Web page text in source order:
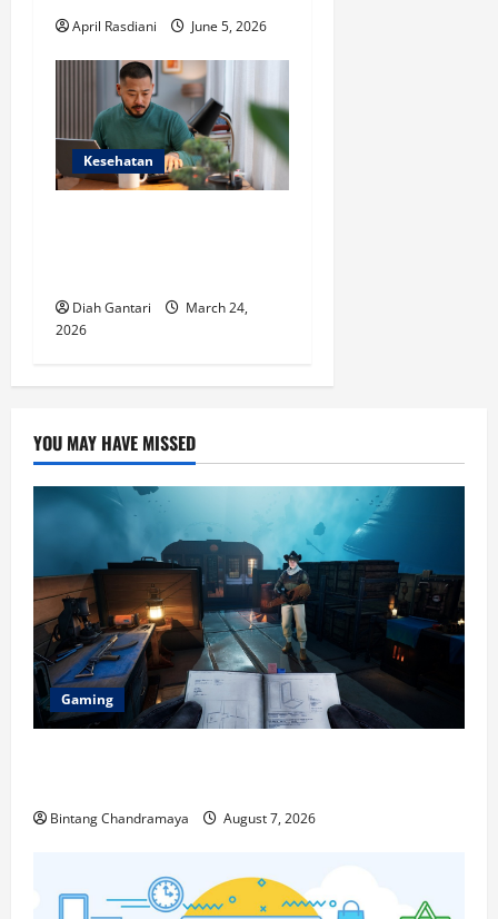
April Rasdiani June 5, 2026
Kesehatan
Diah Gantari
March 24,
2026
YOU MAY HAVE MISSED
Gaming
Bintang Chandramaya August 7, 2026